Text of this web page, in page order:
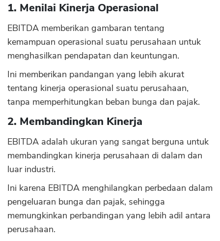
1. Menilai Kinerja Operasional
EBITDA memberikan gambaran tentang
kemampuan operasional suatu perusahaan untuk
menghasilkan pendapatan dan keuntungan.
Ini memberikan pandangan yang lebih akurat
tentang kinerja operasional suatu perusahaan,
tanpa memperhitungkan beban bunga dan pajak.
2. Membandingkan Kinerja
EBITDA adalah ukuran yang sangat berguna untuk
membandingkan kinerja perusahaan di dalam dan
luar industri.
Ini karena EBITDA menghilangkan perbedaan dalam
pengeluaran bunga dan pajak, sehingga
memungkinkan perbandingan yang lebih adil antara
perusahaan.